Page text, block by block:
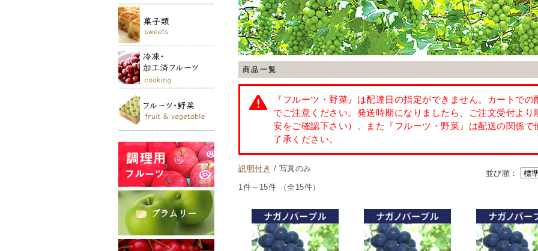
商品一覧
並び順：
説明付き / 写真のみ
1件～15件 （全15件）